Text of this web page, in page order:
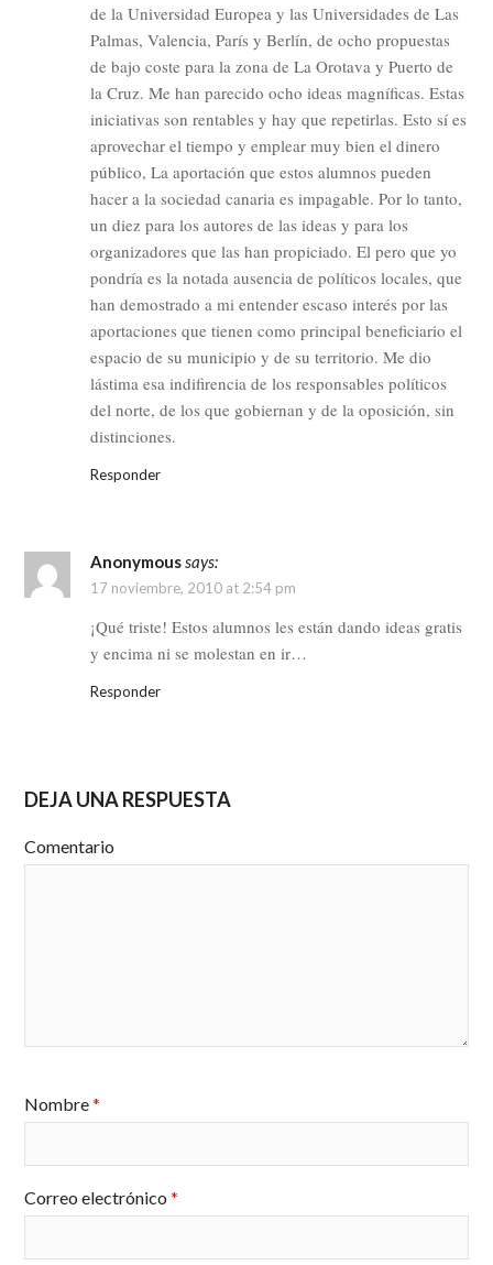
de la Universidad Europea y las Universidades de Las
Palmas, Valencia, París y Berlín, de ocho propuestas
de bajo coste para la zona de La Orotava y Puerto de
la Cruz. Me han parecido ocho ideas magníficas. Estas
iniciativas son rentables y hay que repetirlas. Esto sí es
aprovechar el tiempo y emplear muy bien el dinero
público, La aportación que estos alumnos pueden
hacer a la sociedad canaria es impagable. Por lo tanto,
un diez para los autores de las ideas y para los
organizadores que las han propiciado. El pero que yo
pondría es la notada ausencia de políticos locales, que
han demostrado a mi entender escaso interés por las
aportaciones que tienen como principal beneficiario el
espacio de su municipio y de su territorio. Me dio
lástima esa indifirencia de los responsables políticos
del norte, de los que gobiernan y de la oposición, sin
distinciones.
Responder
Anonymoussays:
17 noviembre, 2010 at 2:54 pm
¡Qué triste! Estos alumnos les están dando ideas gratis
y encima ni se molestan en ir…
Responder
DEJA UNA RESPUESTA
Comentario
Nombre*
Correo electrónico*